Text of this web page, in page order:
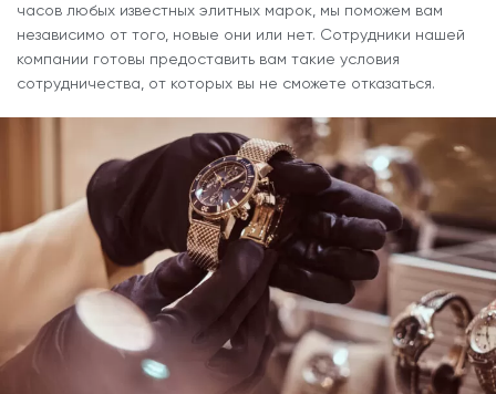
часов любых известных элитных марок, мы поможем вам
независимо от того, новые они или нет. Сотрудники нашей
компании готовы предоставить вам такие условия
сотрудничества, от которых вы не сможете отказаться.